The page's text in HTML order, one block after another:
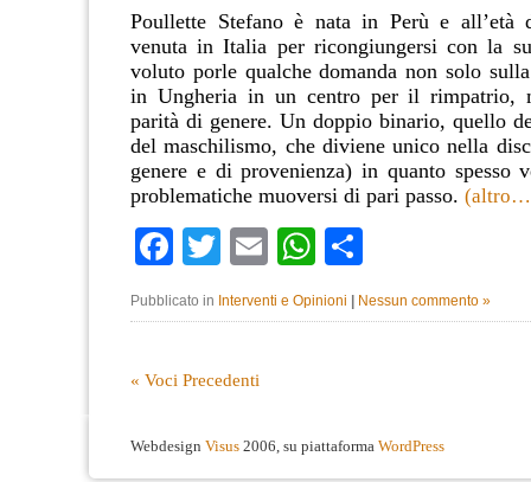
Poullette Stefano è nata in Perù e all’età
venuta in Italia per ricongiungersi con la
voluto porle qualche domanda non solo sulla
in Ungheria in un centro per il rimpatrio,
parità di genere. Un doppio binario, quello
del maschilismo, che diviene unico nella
genere e di provenienza) in quanto spesso
problematiche muoversi di pari passo.
Facebook
TwitterEmailWhatsApp
Pubblicato in Interventi e Opinioni Nessun commento »
« Voci Precedenti
Webdesign Visus 2006, su piattaforma WordPress